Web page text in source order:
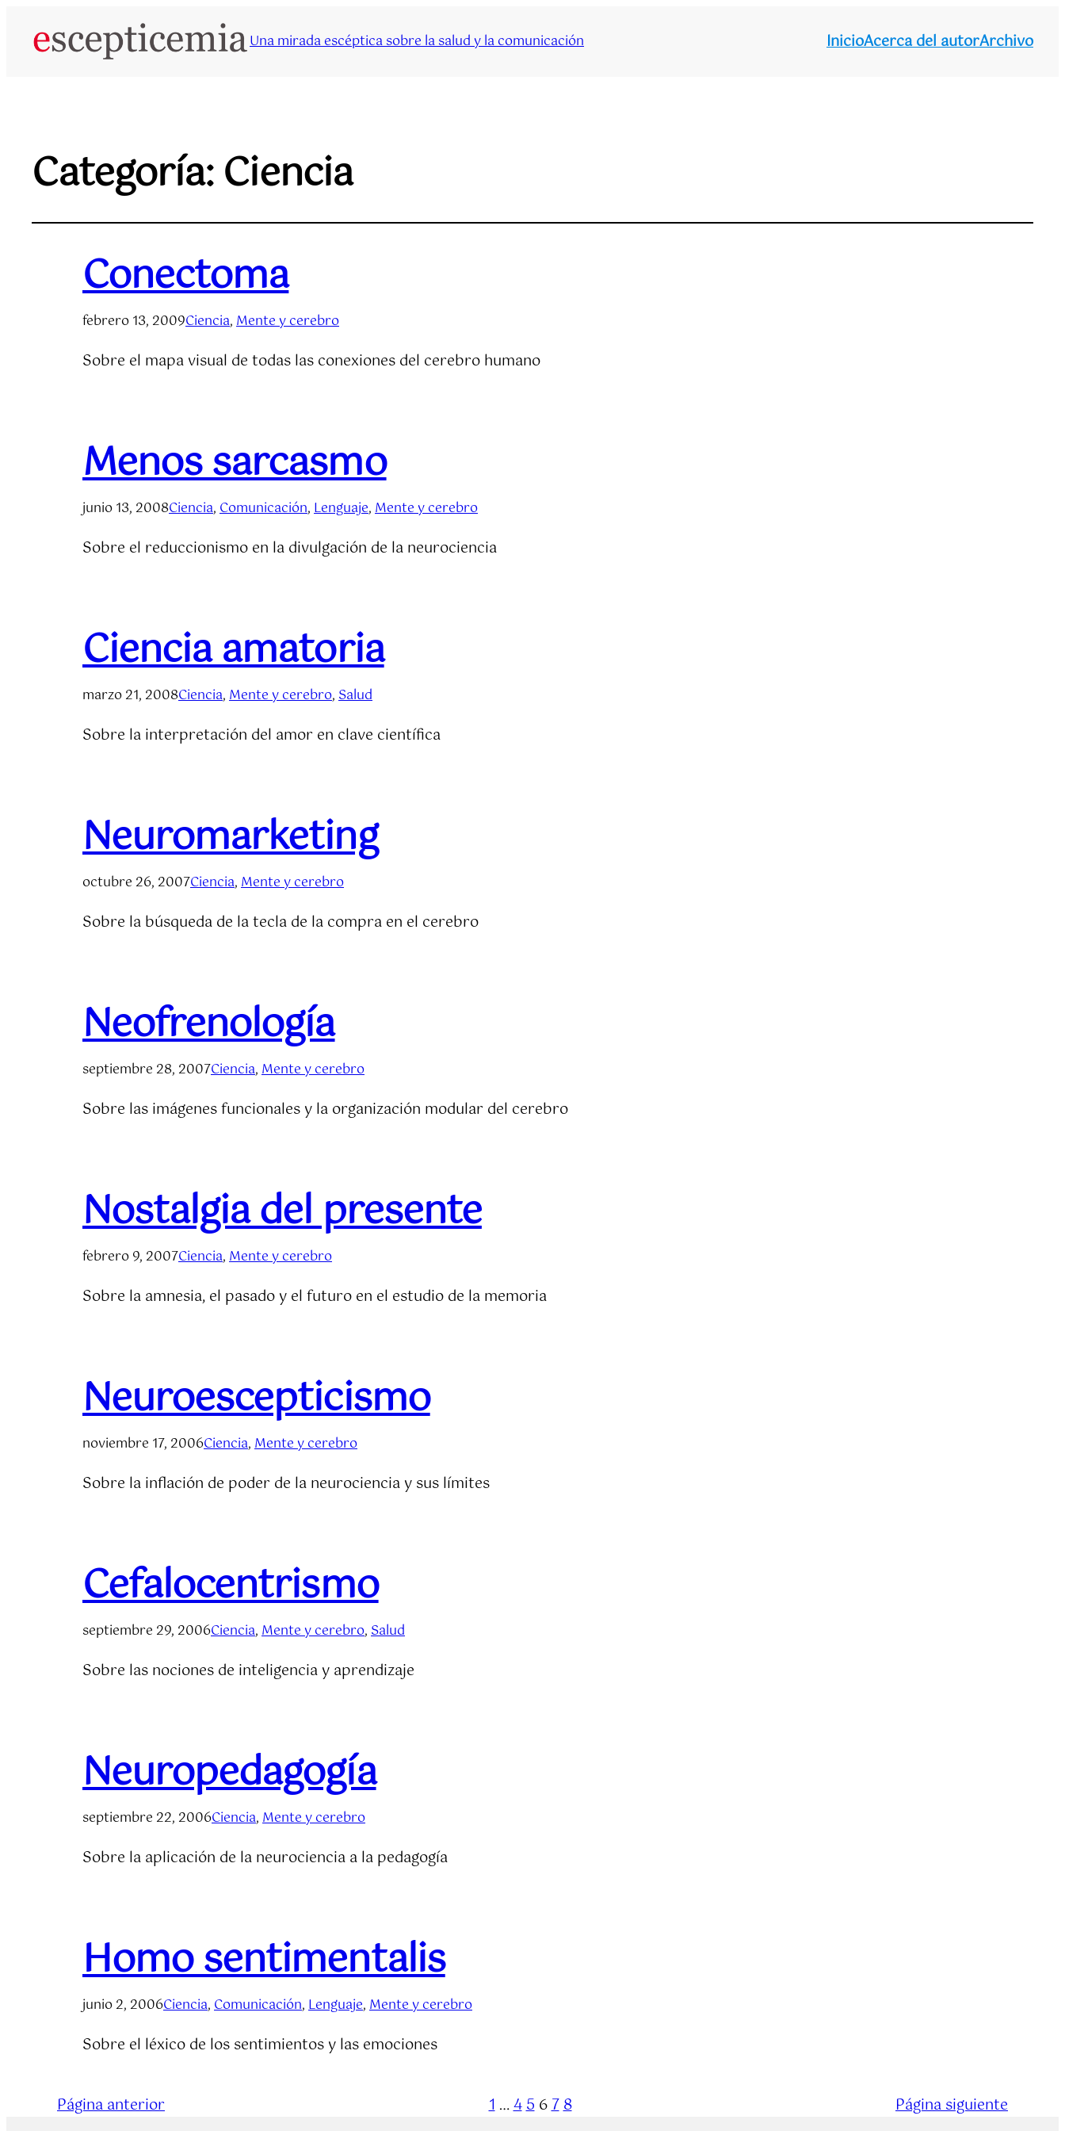
Una mirada escéptica sobre la salud y la comunicación InicioAcerca del autorArchivo
Categoría:Ciencia
Conectoma
febrero 13, 2009Ciencia, Mente y cerebro
Sobre el mapa visual de todas las conexiones del cerebro humano
Menos sarcasmo
junio 13, 2008Ciencia, Comunicación, Lenguaje, Mente y cerebro
Sobre el reduccionismo en la divulgación de la neurociencia
Ciencia amatoria
marzo 21, 2008Ciencia, Mente y cerebro, Salud
Sobre la interpretación del amor en clave científica
Neuromarketing
octubre 26, 2007Ciencia, Mente y cerebro
Sobre la búsqueda de la tecla de la compra en el cerebro
Neofrenología
septiembre 28, 2007Ciencia, Mente y cerebro
Sobre las imágenes funcionales y la organización modular del cerebro
Nostalgia del presente
febrero 9, 2007Ciencia, Mente y cerebro
Sobre la amnesia, el pasado y el futuro en el estudio de la memoria
Neuroescepticismo
noviembre 17, 2006Ciencia, Mente y cerebro
Sobre la inflación de poder de la neurociencia y sus límites
Cefalocentrismo
septiembre 29, 2006Ciencia, Mente y cerebro, Salud
Sobre las nociones de inteligencia y aprendizaje
Neuropedagogía
septiembre 22, 2006Ciencia, Mente y cerebro
Sobre la aplicación de la neurociencia a la pedagogía
Homo sentimentalis
junio 2, 2006Ciencia, Comunicación, Lenguaje, Mente y cerebro
Sobre el léxico de los sentimientos y las emociones
Página anterior 1 …45 678 Página siguiente